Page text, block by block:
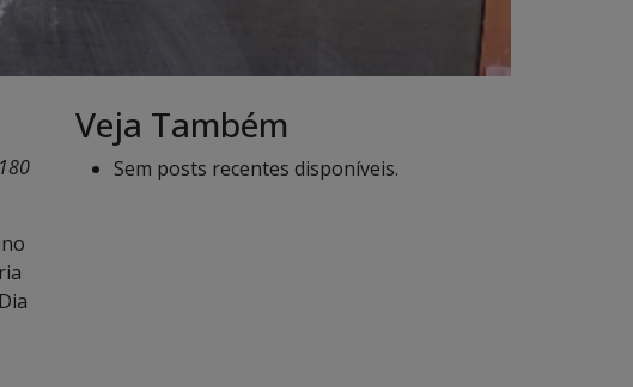
Veja Também
Sem posts recentes disponíveis.